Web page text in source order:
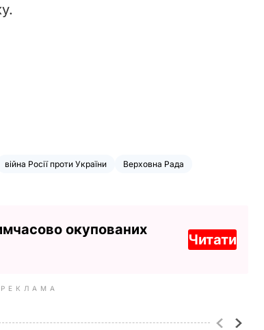
війна Росії проти України
Верховна Рада
окупованих
Читати
РЕКЛАМА